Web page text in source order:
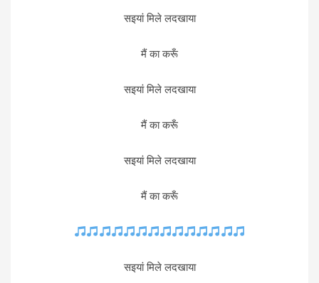
सइयां मिले लदखाया
मैं का करूँ
सइयां मिले लदखाया
मैं का करूँ
सइयां मिले लदखाया
मैं का करूँ
सइयां मिले लदखाया